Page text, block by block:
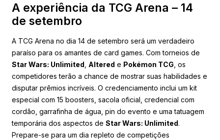
A experiência da TCG Arena – 14
de setembro
A TCG Arena no dia 14 de setembro será um verdadeiro
paraíso para os amantes de card games. Com torneios de
Star Wars: Unlimited Altered e Pokémon TCG , os
competidores terão a chance de mostrar suas habilidades e
disputar prêmios incríveis. O credenciamento inclui um kit
especial com 15 boosters, sacola oficial, credencial com
cordão, garrafinha de água, pin do evento e uma tatuagem
temporária dos aspectos de Star Wars: Unlimited.
Prepare-se para um dia repleto de competições